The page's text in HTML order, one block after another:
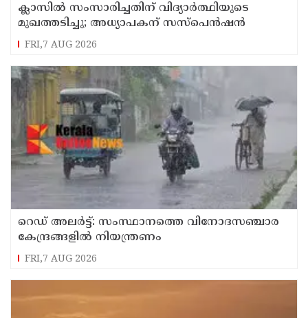
ക്ലാസിൽ സംസാരിച്ചതിന് വിദ്യാര്‍ത്ഥിയുടെ
മുഖത്തടിച്ചു; അധ്യാപകന് സസ്പെൻഷൻ
FRI,7 AUG 2026
റെഡ് അലർട്ട്: സംസ്ഥാനത്തെ വിനോദസഞ്ചാര
കേന്ദ്രങ്ങളിൽ നിയന്ത്രണം
FRI,7 AUG 2026